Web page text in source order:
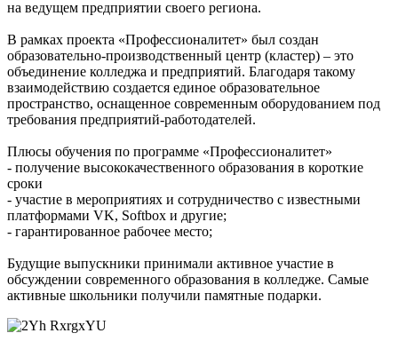
на ведущем предприятии своего региона.
В рамках проекта «Профессионалитет» был создан
образовательно-производственный центр (кластер) – это
объединение колледжа и предприятий. Благодаря такому
взаимодействию создается единое образовательное
пространство, оснащенное современным оборудованием под
требования предприятий-работодателей.
Плюсы обучения по программе «Профессионалитет»
- получение высококачественного образования в короткие
сроки
- участие в мероприятиях и сотрудничество с известными
платформами VK, Softbox и другие;
- гарантированное рабочее место;
Будущие выпускники принимали активное участие в
обсуждении современного образования в колледже. Самые
активные школьники получили памятные подарки.